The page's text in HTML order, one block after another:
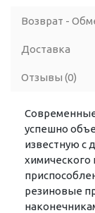
Возврат -
Доставка
Отзывы (0)
успешно
известную с
резиновые